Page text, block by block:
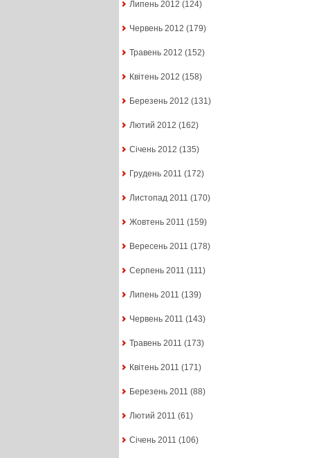
Липень 2012 (124)
Червень 2012 (179)
Травень 2012 (152)
Квітень 2012 (158)
Березень 2012 (131)
Лютий 2012 (162)
Січень 2012 (135)
Грудень 2011 (172)
Листопад 2011 (170)
Жовтень 2011 (159)
Вересень 2011 (178)
Серпень 2011 (111)
Липень 2011 (139)
Червень 2011 (143)
Травень 2011 (173)
Квітень 2011 (171)
Березень 2011 (88)
Лютий 2011 (61)
Січень 2011 (106)